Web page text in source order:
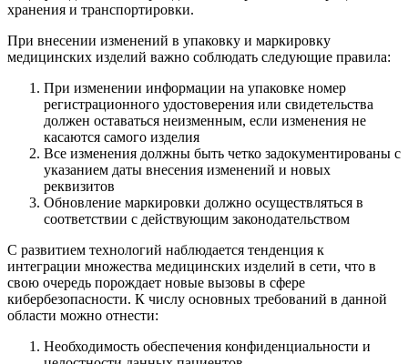
хранения и транспортировки.
При внесении изменений в упаковку и маркировку
медицинских изделий важно соблюдать следующие правила:
При изменении информации на упаковке номер
регистрационного удостоверения или свидетельства
должен оставаться неизменным, если изменения не
касаются самого изделия
Все изменения должны быть четко задокументированы с
указанием даты внесения изменений и новых
реквизитов
Обновление маркировки должно осуществляться в
соответствии с действующим законодательством
С развитием технологий наблюдается тенденция к
интеграции множества медицинских изделий в сети, что в
свою очередь порождает новые вызовы в сфере
кибербезопасности. К числу основных требований в данной
области можно отнести:
Необходимость обеспечения конфиденциальности и